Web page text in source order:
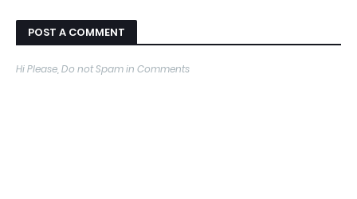
POST A COMMENT
Hi Please, Do not Spam in Comments